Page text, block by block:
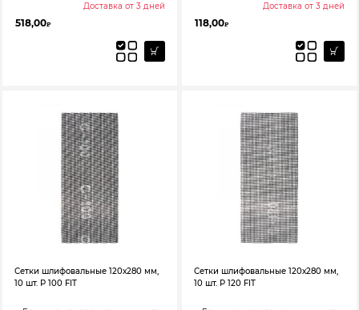
Доставка от 3 дней
518,00₽
Доставка от 3 дней
118,00₽
Сетки шлифовальные 120х280 мм,
10 шт. Р 100 FIT
Сетки шлифовальные 120х280 мм,
10 шт. Р 120 FIT